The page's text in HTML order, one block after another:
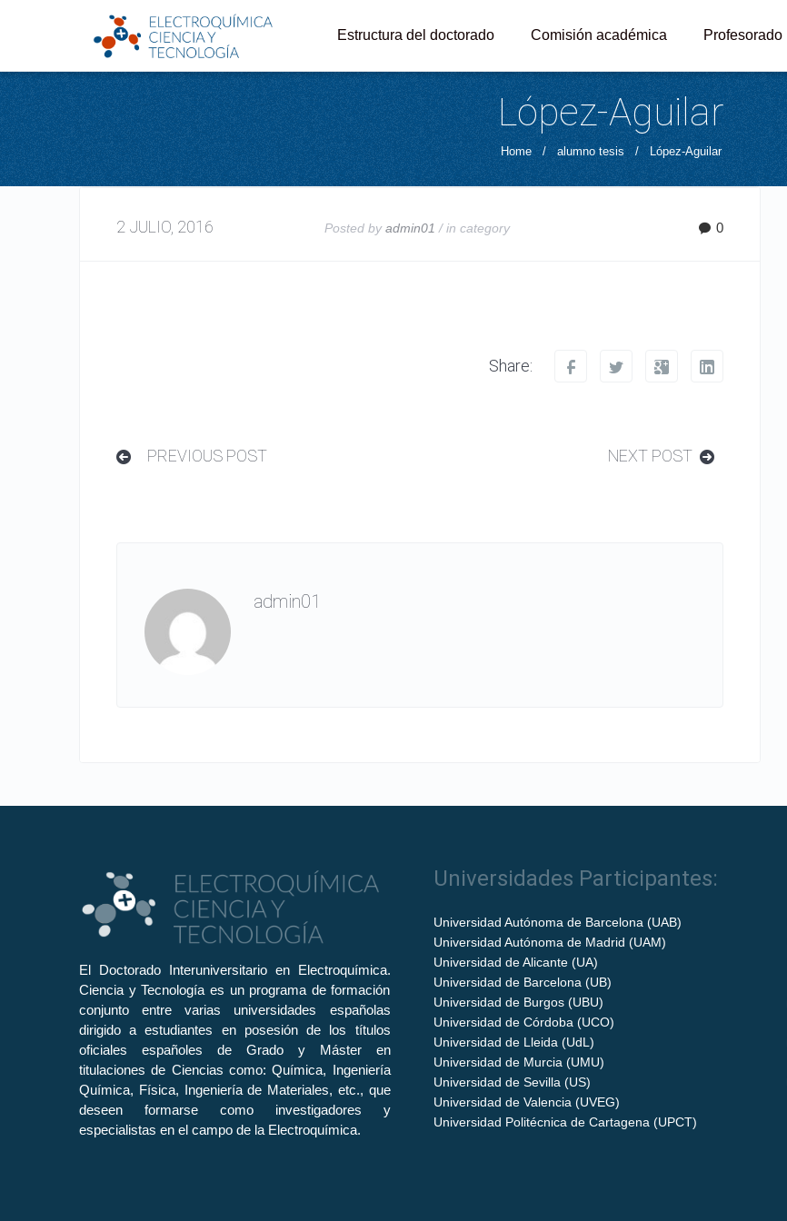
Estructura del doctorado Comisión académica Profesorado
López-Aguilar
Home / alumno tesis / López-Aguilar
2 JULIO, 2016 Posted byadmin01 / incategory 0
Share:
PREVIOUS POST NEXT POST
admin01
El Doctorado Interuniversitario en Electroquímica.
Ciencia y Tecnología es un programa de formación
conjunto entre varias universidades españolas
dirigido a estudiantes en posesión de los títulos
oficiales españoles de Grado y Máster en
titulaciones de Ciencias como: Química, Ingeniería
Química, Física, Ingeniería de Materiales, etc., que
deseen formarse como investigadores y
especialistas en el campo de la Electroquímica.
Universidades Participantes:
Universidad Autónoma de Barcelona (UAB)
Universidad Autónoma de Madrid (UAM)
Universidad de Alicante (UA)
Universidad de Barcelona (UB)
Universidad de Burgos (UBU)
Universidad de Córdoba (UCO)
Universidad de Lleida (UdL)
Universidad de Murcia (UMU)
Universidad de Sevilla (US)
Universidad de Valencia (UVEG)
Universidad Politécnica de Cartagena (UPCT)